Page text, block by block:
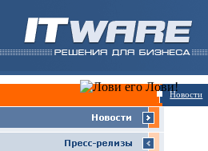
Новости